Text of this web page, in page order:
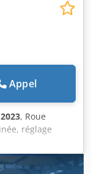
Appel
2023, Roue
réglage
/ corps de
renforcée HD,
préparation